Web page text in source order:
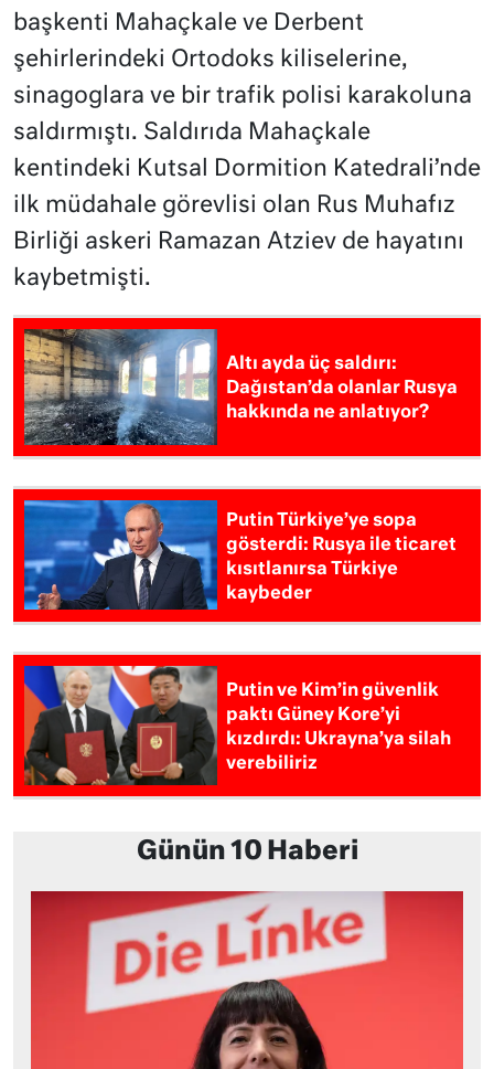
başkenti Mahaçkale ve Derbent
şehirlerindeki Ortodoks kiliselerine,
sinagoglara ve bir trafik polisi karakoluna
saldırmıştı. Saldırıda Mahaçkale
kentindeki Kutsal Dormition Katedrali’nde
ilk müdahale görevlisi olan Rus Muhafız
Birliği askeri Ramazan Atziev de hayatını
kaybetmişti.
Altı ayda üç saldırı:
Dağıstan’da olanlar Rusya
hakkında ne anlatıyor?
Putin Türkiye’ye sopa
gösterdi: Rusya ile ticaret
kısıtlanırsa Türkiye
kaybeder
Putin ve Kim’in güvenlik
paktı Güney Kore’yi
kızdırdı: Ukrayna’ya silah
verebiliriz
Günün 10 Haberi